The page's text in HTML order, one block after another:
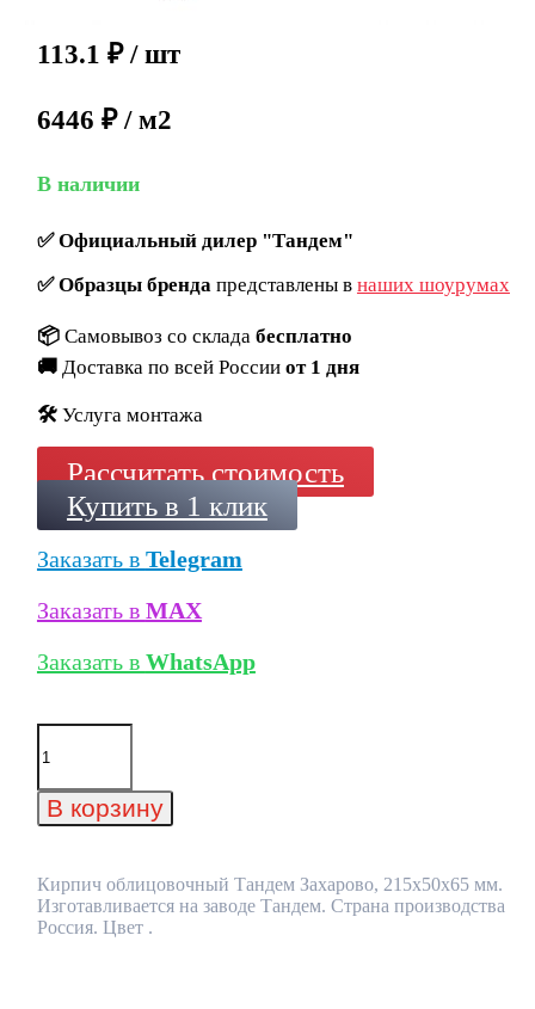
113.1 ₽ / шт
6446 ₽ / м2
В наличии
✅Официальный дилер "Тандем"
✅Образцы брендапредставлены в наших шоурумах
📦 Самовывоз со склада бесплатно
🚚 Доставка по всей России от 1 дня
🛠️ Услуга монтажа
Рассчитать стоимость
Купить в 1 клик
Заказать в Telegram
Заказать в MAX
Заказать в WhatsApp
Количество
товара
облицовочный
Тандем
мм
В корзину
Кирпич облицовочный Тандем Захарово, 215x50x65 мм.
Изготавливается на заводе Тандем. Страна производства
Россия. Цвет .